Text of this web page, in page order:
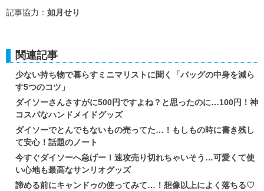
記事協力： 如月せり
関連記事
少ない持ち物で暮らすミニマリストに聞く「バッグの中身を減ら
す5つのコツ」
ダイソーさんさすがに500円ですよね？と思ったのに…100円！神
コスパなハンドメイドグッズ
ダイソーでとんでもないもの売ってた…！もしもの時に書き残し
て安心！話題のノート
今すぐダイソーへ急げー！速攻売り切れちゃいそう…可愛くて使
い心地も最高なサンリオグッズ
諦める前にキャンドゥの使ってみて…！想像以上によく落ちる♡